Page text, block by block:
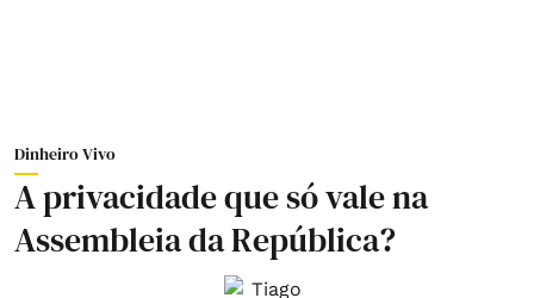
Dinheiro Vivo
A privacidade que só vale na
Assembleia da República?